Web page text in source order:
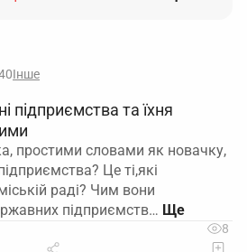
Інше
підприємства та їхня
простими словами як новачку,
Це ті,які
раді? Чим вони
підприємств…
8